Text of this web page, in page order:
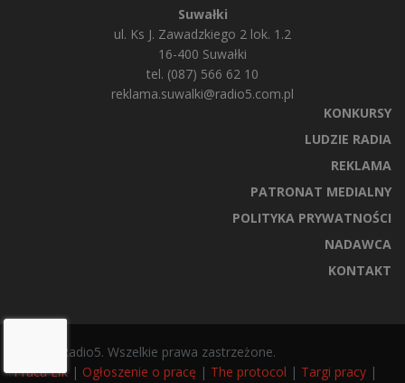
Suwałki
ul. Ks J. Zawadzkiego 2 lok. 1.2
16-400 Suwałki
tel. (087) 566 62 10
reklama.suwalki@radio5.com.pl
KONKURSY
LUDZIE RADIA
REKLAMA
PATRONAT MEDIALNY
POLITYKA PRYWATNOŚCI
NADAWCA
KONTAKT
© 2025 Radio5. Wszelkie prawa zastrzeżone.
Praca Ełk| Ogłoszenie o pracę | The protocol | Targi pracy |